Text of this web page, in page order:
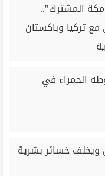
المشترك"..
تركيا وباكستان
الحمراء في
ويخلف خسائر بشرية